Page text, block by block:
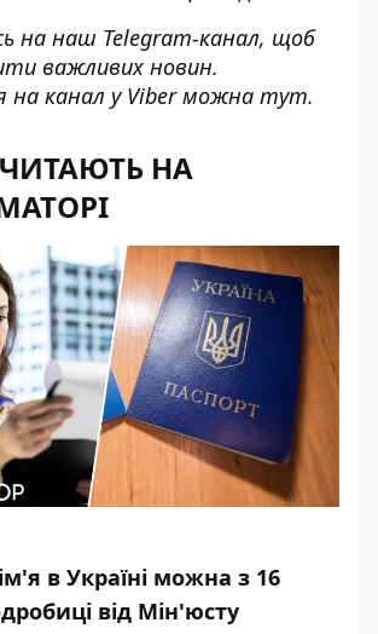
на наш Telegram-канал, щоб
важливих новин.
на канал у Viber можна тут.
НА
в Україні можна з 16
від Мін'юсту